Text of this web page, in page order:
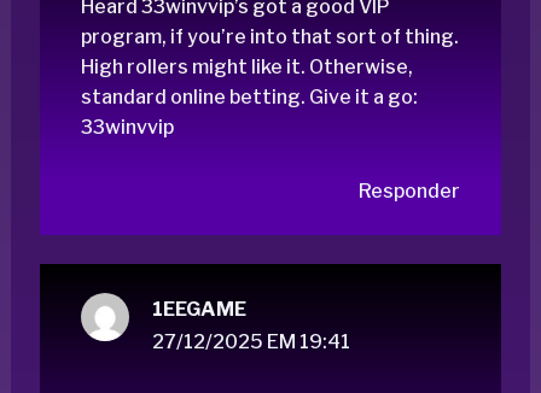
Heard 33winvvip’s got a good VIP
program, if you’re into that sort of thing.
High rollers might like it. Otherwise,
standard online betting. Give it a go:
33winvvip
Responder
1EEGAME
27/12/2025 EM 19:41